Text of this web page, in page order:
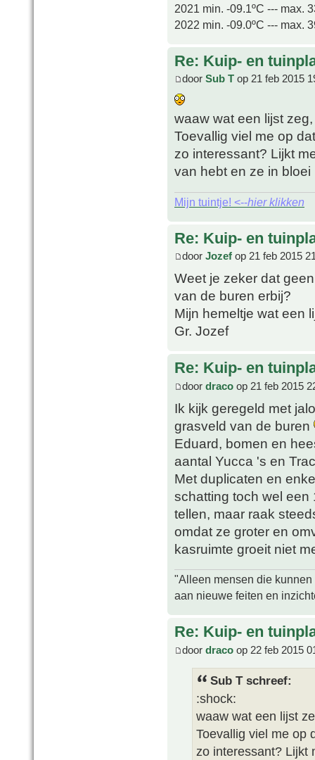
2021 min. -09.1ºC --- max.
2022 min. -09.0ºC --- max.
Re: Kuip- en
door Sub T op 21 feb 2015
waaw wat een lijst
Toevallig viel me op
zo interessant? Lijkt
van hebt en ze in
Mijn tuintje! <--hier klikken
Re: Kuip- en
door Jozef op 21 feb 2015
Weet je zeker dat
van de buren erbij?
Mijn hemeltje wat een
Gr. Jozef
Re: Kuip- en
door draco op 21 feb 2015
Ik kijk geregeld met
grasveld van de buren
Eduard, bomen en
aantal Yucca 's en
Met duplicaten en
schatting toch wel een
tellen, maar raak
omdat ze groter en
kasruimte groeit niet
"Alleen mensen die
aan nieuwe feiten en
Re: Kuip- en
door draco op 22 feb 2015
Sub T schreef:
:shock:
waaw wat een lijst
Toevallig viel me op
zo interessant? Lijkt